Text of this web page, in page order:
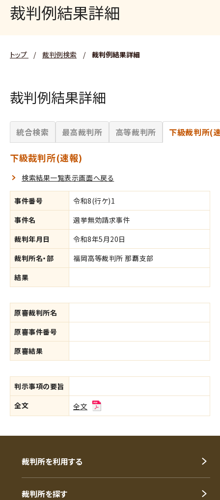
裁判例結果詳細
トップ / 裁判例検索 / 裁判例結果詳細
裁判例結果詳細
統合検索 最高裁判所 高等裁判所 下級裁判所(
下級裁判所(速報)
検索結果一覧表示画面へ戻る
事件番号
令和8(行ケ)1
事件名
選挙無効請求事件
裁判年月日
令和8年5月20日
裁判所名・部
福岡高等裁判所 那覇支部
結果
原審裁判所名
原審事件番号
原審結果
判示事項の要旨
全文
全文
裁判所を利用する
裁判所を探す